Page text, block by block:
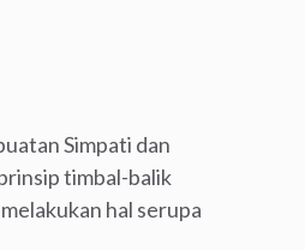
Simpati dan
timbal-balik
hal serupa